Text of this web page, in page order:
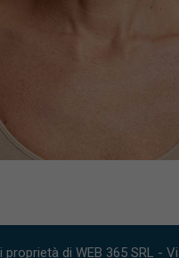
di WEB 365 SRL -